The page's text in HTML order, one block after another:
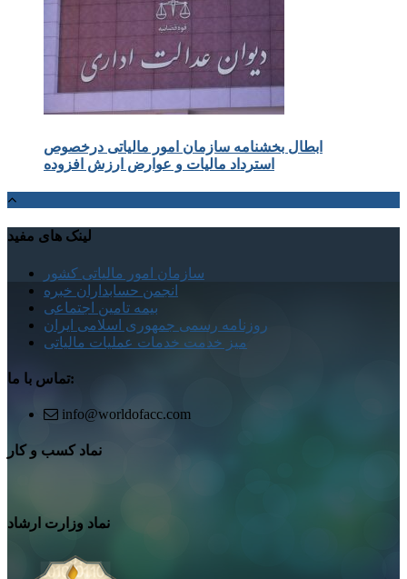
ابطال بخشنامه سازمان امور مالیاتی درخصوص
استرداد مالیات و عوارض ارزش افزوده
لینک های مفید
سازمان امور مالیاتی کشور
انجمن حسابداران خبره
بیمه تامین اجتماعی
روزنامه رسمی جمهوری اسلامی ایران
میز خدمت خدمات عملیات مالیاتی
تماس با ما:
info@worldofacc.com
نماد کسب و کار
نماد وزارت ارشاد